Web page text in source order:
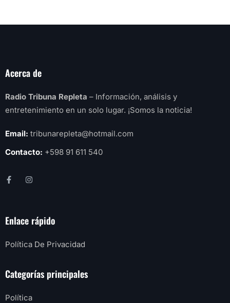
Acerca de
Radio Tribuna Repleta – Información, análisis y
entretenimiento en un solo lugar. ¡Somos la noticia!
Email: tribunarepleta@hotmail.com
Contacto: +598 91 611 540
Enlace rápido
Política De Privacidad
Categorías principales
Política